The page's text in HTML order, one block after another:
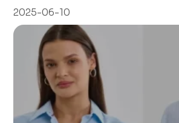
2025-06-10